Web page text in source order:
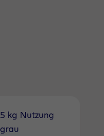
5 kg Nutzung
grau